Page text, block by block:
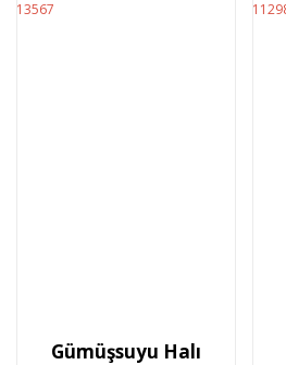
Gümüşsuyu Halı